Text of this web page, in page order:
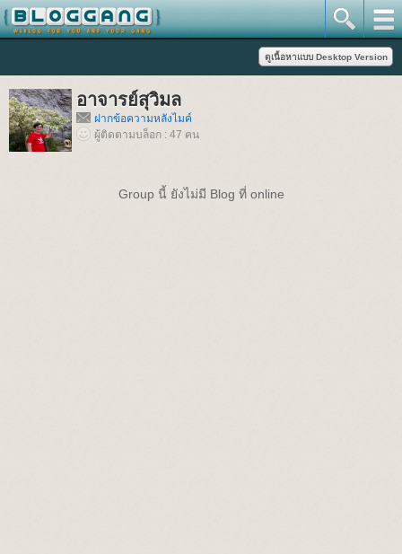
อาจารย์สุวิมล
ฝากข้อความหลังไมค์
ผู้ติดตามบล็อก : 47 คน
Group นี้ ยังไม่มี Blog ที่ online